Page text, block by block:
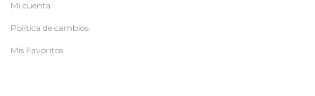
Mi cuenta
Política de cambios
Mis Favoritos